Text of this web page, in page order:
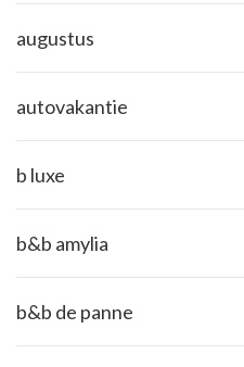
augustus
autovakantie
b luxe
b&b amylia
b&b de panne